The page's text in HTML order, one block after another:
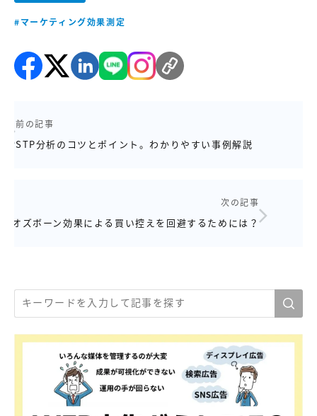
#マーケティング効果測定
前の記事
STP分析のコツとポイント。わかりやすい事例解説
次の記事
オズボーン効果による買い控えを回避するためには？